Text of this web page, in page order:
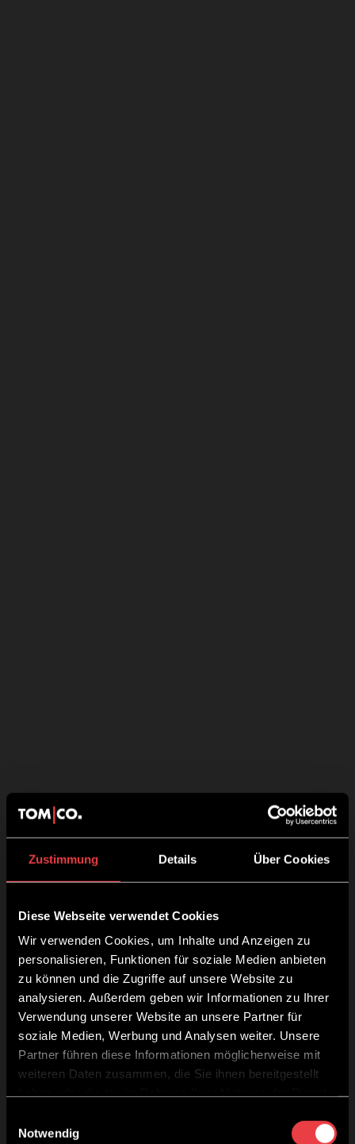
Zustimmung Details Über Cookies
Diese Webseite verwendet Cookies
Wir verwenden Cookies, um Inhalte und Anzeigen zu
personalisieren, Funktionen für soziale Medien anbieten
zu können und die Zugriffe auf unsere Website zu
analysieren. Außerdem geben wir Informationen zu Ihrer
Verwendung unserer Website an unsere Partner für
soziale Medien, Werbung und Analysen weiter. Unsere
Partner führen diese Informationen möglicherweise mit
weiteren Daten zusammen, die Sie ihnen bereitgestellt
Notwendig